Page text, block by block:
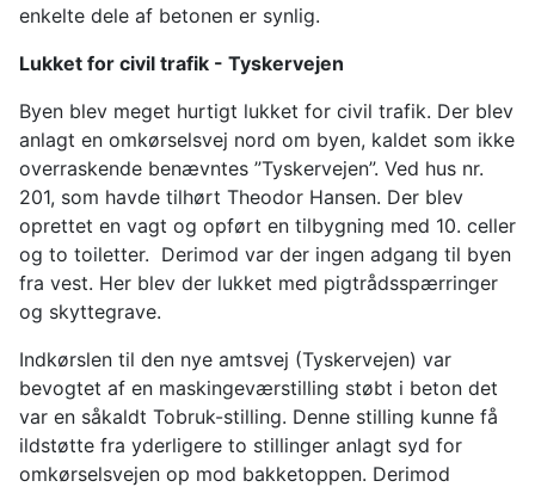
enkelte dele af betonen er synlig.
Lukket for civil trafik - Tyskervejen
Byen blev meget hurtigt lukket for civil trafik. Der blev
anlagt en omkørselsvej nord om byen, kaldet som ikke
overraskende benævntes ”Tyskervejen”. Ved hus nr.
201, som havde tilhørt Theodor Hansen. Der blev
oprettet en vagt og opført en tilbygning med 10. celler
og to toiletter. Derimod var der ingen adgang til byen
fra vest. Her blev der lukket med pigtrådsspærringer
og skyttegrave.
Indkørslen til den nye amtsvej (Tyskervejen) var
bevogtet af en maskingeværstilling støbt i beton det
var en såkaldt Tobruk-stilling. Denne stilling kunne få
ildstøtte fra yderligere to stillinger anlagt syd for
omkørselsvejen op mod bakketoppen. Derimod